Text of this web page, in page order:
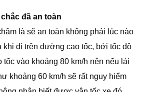
đã an toàn
là sẽ an toàn không phải lúc nào
khi đi trên đường cao tốc, bởi tốc độ
tốc vào khoảng 80 km/h nên nếu lái
khoảng 60 km/h sẽ rất nguy hiểm